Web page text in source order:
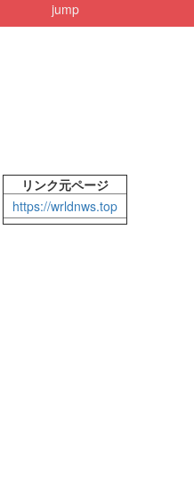
jump
リンク元ページ
https://wrldnws.top